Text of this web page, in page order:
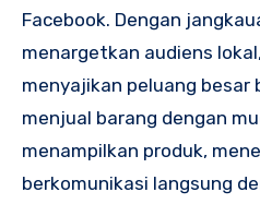
Facebook. Dengan
menargetkan audiens
menyajikan peluang besar
menjual barang dengan
menampilkan produk,
berkomunikasi langsung